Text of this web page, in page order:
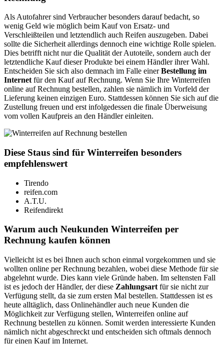
Als Autofahrer sind Verbraucher besonders darauf bedacht, so
wenig Geld wie möglich beim Kauf von Ersatz- und
Verschleißteilen und letztendlich auch Reifen auszugeben. Dabei
sollte die Sicherheit allerdings dennoch eine wichtige Rolle spielen.
Dies betrifft nicht nur die Qualität der Autoteile, sondern auch der
letztendliche Kauf dieser Produkte bei einem Händler ihrer Wahl.
Entscheiden Sie sich also demnach im Falle einerBestellung im
Internet für den Kauf auf Rechnung. Wenn Sie Ihre Winterreifen
online auf Rechnung bestellen, zahlen sie nämlich im Vorfeld der
Lieferung keinen einzigen Euro. Stattdessen können Sie sich auf die
Zustellung freuen und erst infolgedessen die finale Überweisung
vom vollen Kaufpreis an den Händler einleiten.
Diese Staus sind für Winterreifen besonders
empfehlenswert
Tirendo
reifen.com
A.T.U.
Reifendirekt
Warum auch Neukunden Winterreifen per
Rechnung kaufen können
Vielleicht ist es bei Ihnen auch schon einmal vorgekommen und sie
wollten online per Rechnung bezahlen, wobei diese Methode für sie
abgelehnt wurde. Dies kann viele Gründe haben. Im seltensten Fall
ist es jedoch der Händler, der diese Zahlungsart für sie nicht zur
Verfügung stellt, da sie zum ersten Mal bestellen. Stattdessen ist es
heute alltäglich, dass Onlinehändler auch neue Kunden die
Möglichkeit zur Verfügung stellen, Winterreifen online auf
Rechnung bestellen zu können. Somit werden interessierte Kunden
nämlich nicht abgeschreckt und entscheiden sich oftmals dennoch
für einen Kauf im Internet.